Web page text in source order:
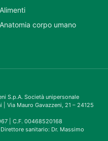
Alimenti
Anatomia corpo umano
S.p.A. Società unipersonale
Via Mauro Gavazzeni, 21 – 24125
| C.F. 00468520168
sanitario: Dr. Massimo